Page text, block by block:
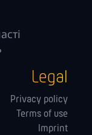
Legal
Privacy policy
Terms of use
Imprint